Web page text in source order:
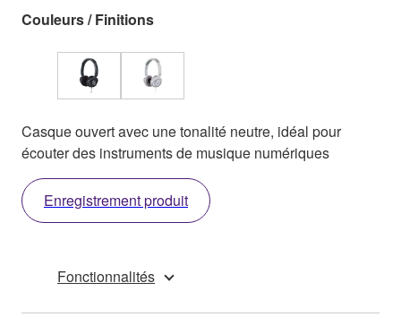
Couleurs / Finitions
Casque ouvert avec une tonalité neutre, idéal pour
écouter des instruments de musique numériques
Enregistrement produit
Fonctionnalités